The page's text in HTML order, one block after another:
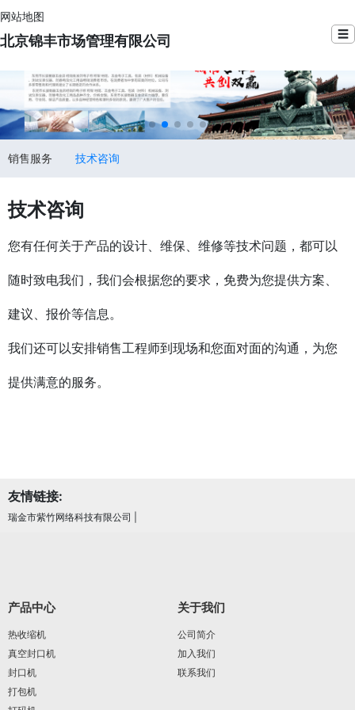
网站地图
北京锦丰市场管理有限公司 ☰
销售服务 技术咨询
技术咨询
您有任何关于产品的设计、维保、维修等技术问题，都可以
随时致电我们，我们会根据您的要求，免费为您提供方案、
建议、报价等信息。
我们还可以安排销售工程师到现场和您面对面的沟通，为您
提供满意的服务。
友情链接:
瑞金市紫竹网络科技有限公司
产品中心
热收缩机
真空封口机
封口机
打包机
关于我们
公司简介
加入我们
联系我们